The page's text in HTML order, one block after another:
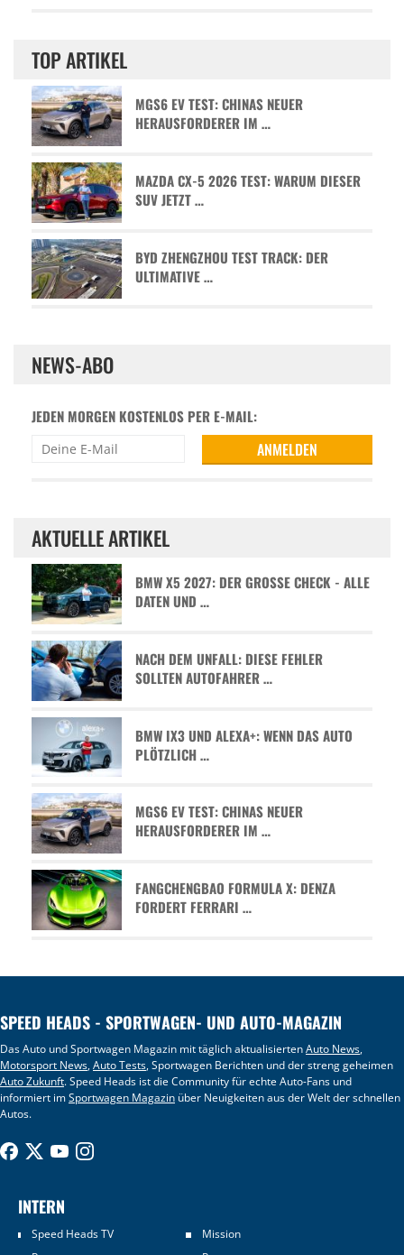
TOP ARTIKEL
MGS6 EV TEST: CHINAS NEUER
HERAUSFORDERER IM …
MAZDA CX-5 2026 TEST: WARUM DIESER
SUV JETZT …
BYD ZHENGZHOU TEST TRACK: DER
ULTIMATIVE …
NEWS-ABO
JEDEN MORGEN KOSTENLOS PER E-MAIL:
AKTUELLE ARTIKEL
BMW X5 2027: DER GROSSE CHECK - ALLE D
ATEN UND …
NACH DEM UNFALL: DIESE FEHLER
SOLLTEN AUTOFAHRER …
BMW IX3 UND ALEXA+: WENN DAS AUTO
PLÖTZLICH …
MGS6 EV TEST: CHINAS NEUER
HERAUSFORDERER IM …
FANGCHENGBAO FORMULA X: DENZA
FORDERT FERRARI …
SPEED HEADS - SPORTWAGEN- UND AUTO-MAGAZIN
Das Auto und Sportwagen Magazin mit täglich aktualisiertenAuto News,
Motorsport News,Auto Tests, Sportwagen Berichten und der streng geheimen
Auto Zukunft. Speed Heads ist die Community für echte Auto-Fans und
informiert imSportwagen Magazin über Neuigkeiten aus der Welt der schnellen
Autos.
INTERN
Speed Heads TV
Mission